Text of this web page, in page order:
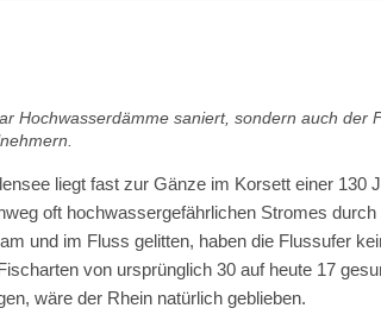
Hochwasserdämme saniert, sondern auch
liegt fast zur Gänze im Korsett einer
oft hochwassergefährlichen Stromes
und im Fluss gelitten, haben die Flussufer
von ursprünglich 30 auf heute 17
wäre der Rhein natürlich geblieben.